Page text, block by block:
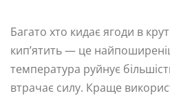
Багато хто кидає ягоди в
кип’ятить — це
температура руйнує
втрачає силу. Краще